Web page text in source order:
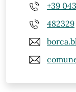
+39
482329